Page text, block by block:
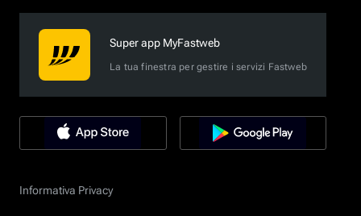
Super app MyFastweb
La tua finestra per gestire i servizi Fastweb
Informativa Privacy